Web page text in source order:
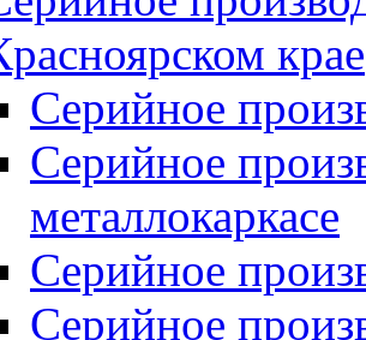
крае
Серийное
Серийное
металлокаркасе
Серийное
Серийное